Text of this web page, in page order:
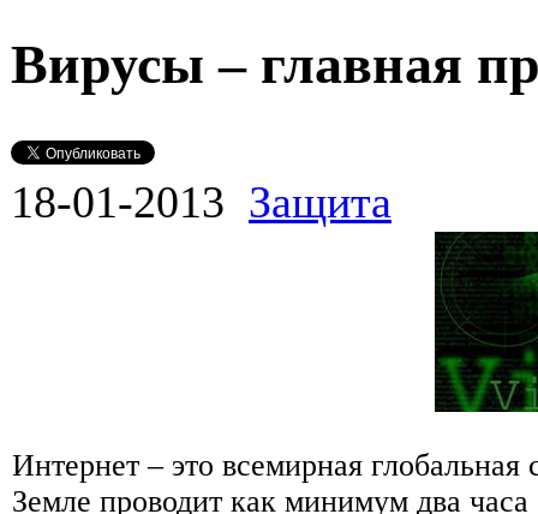
Вирусы – главная
18-01-2013 Защита
Интернет – это всемирная
Земле проводит как минимум два